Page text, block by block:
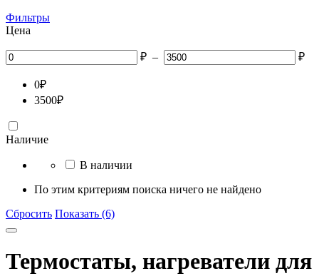
Фильтры
Цена
₽ – ₽
0₽
3500₽
Наличие
В наличии
По этим критериям поиска ничего не найдено
Сбросить Показать (6)
Термостаты, нагреватели для